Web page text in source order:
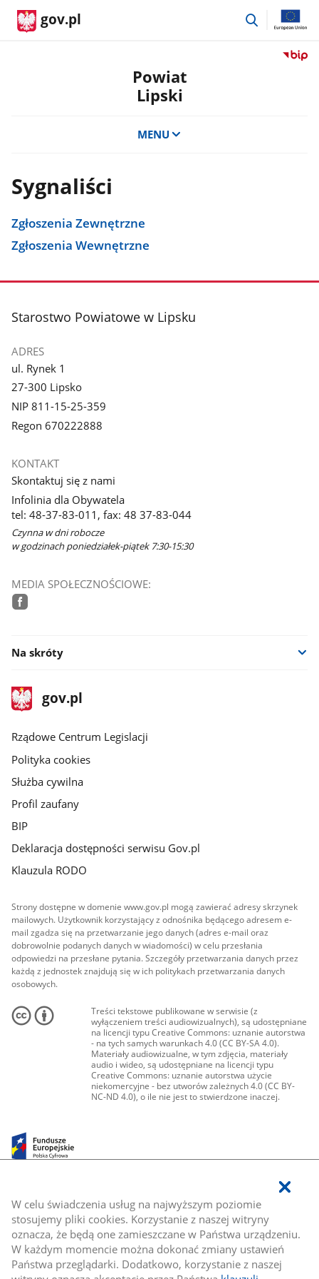
W celu świadczenia usług na najwyższym poziomie
stosujemy pliki cookies. Korzystanie z naszej witryny
oznacza, że będą one zamieszczane w Państwa urządzeniu.
W każdym momencie można dokonać zmiany ustawień
Państwa przeglądarki. Dodatkowo, korzystanie z naszej
gov.pl
przejdź
Przejdź
Powiat
Lipski
MENU
Sygnaliści
Zgłoszenia Zewnętrzne
Zgłoszenia Wewnętrzne
stopka
Starostwo Powiatowe w Lipsku
ADRES
ul. Rynek 1
27-300 Lipsko
NIP 811-15-25-359
Regon 670222888
KONTAKT
Skontaktuj się z nami
Infolinia dla Obywatela
tel: 48-37-83-011, fax: 48 37-83-044
Czynna w dni robocze
w godzinach poniedziałek-piątek 7:30-15:30
MEDIA SPOŁECZNOŚCIOWE:
Na skróty
stopka
gov.plStrona
gov.pl
Rządowe Centrum Legislacji
Polityka cookies
Służba cywilna
Profil zaufany
BIP
Deklaracja dostępności serwisu Gov.pl
Klauzula RODO
Strony dostępne w domenie www.gov.pl mogą zawierać adresy skrzynek
mailowych. Użytkownik korzystający z odnośnika będącego adresem e-
mail zgadza się na przetwarzanie jego danych (adres e-mail oraz
dobrowolnie podanych danych w wiadomości) w celu przesłania
odpowiedzi na przesłane pytania. Szczegóły przetwarzania danych przez
każdą z jednostek znajdują się w ich politykach przetwarzania danych
osobowych.
Treści tekstowe publikowane w serwisie (z
wyłączeniem treści audiowizualnych), są udostępniane
na licencji typu Creative Commons: uznanie autorstwa
- na tych samych warunkach 4.0 (CC BY-SA 4.0).
Materiały audiowizualne, w tym zdjęcia, materiały
audio i wideo, są udostępniane na licencji typu
Creative Commons: uznanie autorstwa użycie
niekomercyjne - bez utworów zależnych 4.0 (CC BY-
NC-ND 4.0), o ile nie jest to stwierdzone inaczej.